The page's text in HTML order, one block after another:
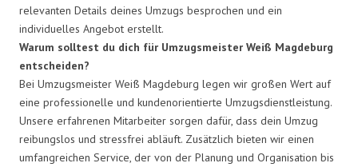
relevanten Details deines Umzugs besprochen und ein
individuelles Angebot erstellt.
Warum solltest du dich für Umzugsmeister Weiß Magdeburg
entscheiden?
Bei Umzugsmeister Weiß Magdeburg legen wir großen Wert auf
eine professionelle und kundenorientierte Umzugsdienstleistung.
Unsere erfahrenen Mitarbeiter sorgen dafür, dass dein Umzug
reibungslos und stressfrei abläuft. Zusätzlich bieten wir einen
umfangreichen Service, der von der Planung und Organisation bis